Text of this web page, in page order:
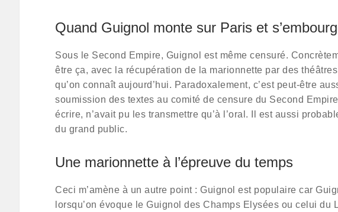
Quand Guignol monte sur Paris et
Sous le Second Empire, Guignol est même censuré.
être ça, avec la récupération de la marionnette par des
qu’on connaît aujourd’hui. Paradoxalement, c’est peut-être
soumission des textes au comité de censure du Second
écrire, n’avait pu les transmettre qu’à l’oral. Il est aussi
du grand public.
Une marionnette à l’épreuve du temps
Ceci m’amène à un autre point : Guignol est populaire car
lorsqu’on évoque le Guignol des Champs Elysées ou celui